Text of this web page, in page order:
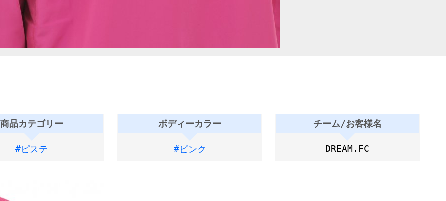
商品カテゴリー
#ピステ
ボディーカラー
#ピンク
チーム/お客様名
DREAM.FC